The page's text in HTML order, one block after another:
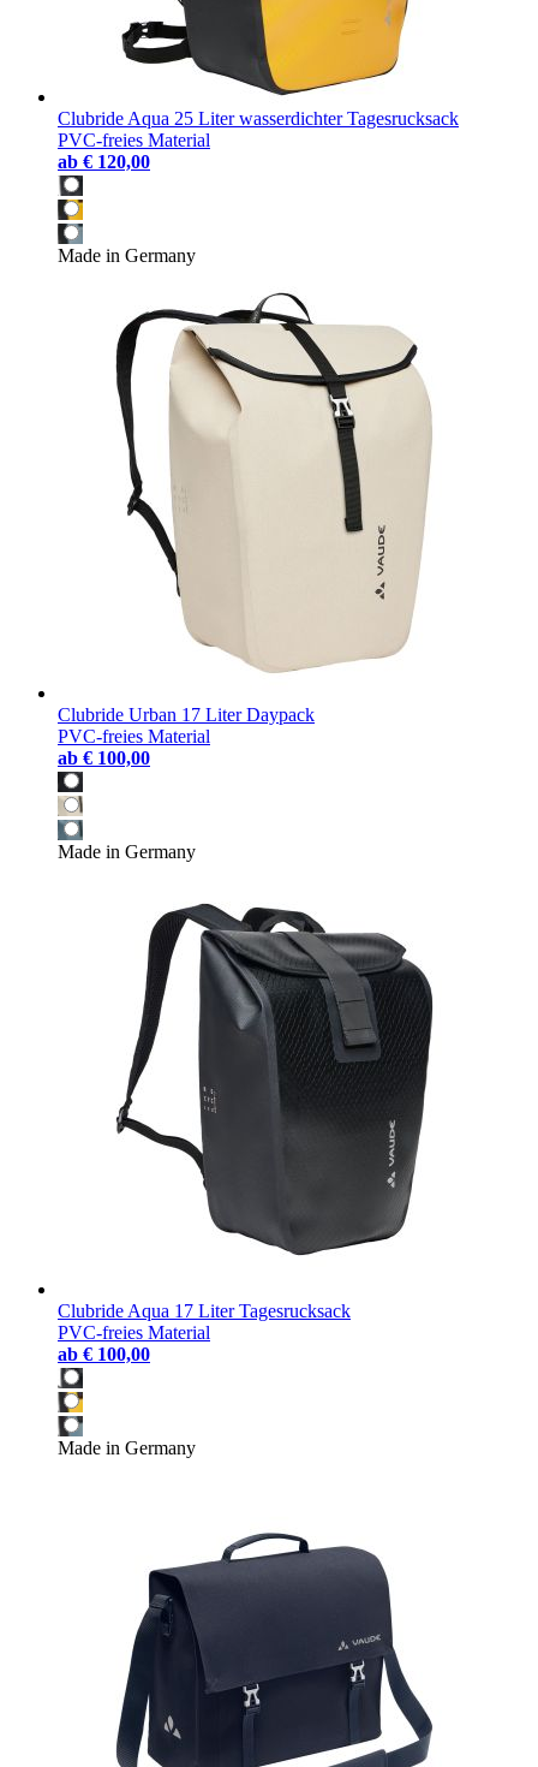
Clubride Aqua 25 Liter wasserdichter Tagesrucksack
PVC-freies Material
ab € 120,00
Made in Germany
Clubride Urban 17 Liter Daypack
PVC-freies Material
ab € 100,00
Made in Germany
Clubride Aqua 17 Liter Tagesrucksack
PVC-freies Material
ab € 100,00
Made in Germany